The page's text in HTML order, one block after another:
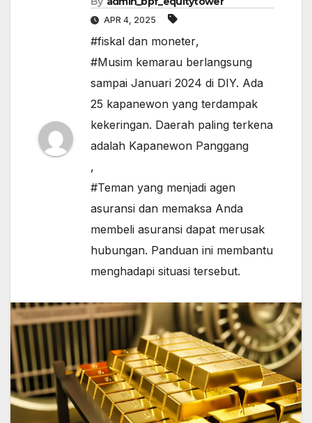
APR 4, 2025
#fiskal dan moneter,
#Musim kemarau berlangsung
sampai Januari 2024 di DIY. Ada
25 kapanewon yang terdampak
kekeringan. Daerah paling terkena
adalah Kapanewon Panggang
,
#Teman yang menjadi agen
asuransi dan memaksa Anda
membeli asuransi dapat merusak
hubungan. Panduan ini membantu
menghadapi situasi tersebut.